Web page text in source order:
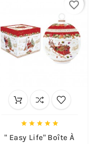
    
" Easy Life" Boîte À
favorite_border